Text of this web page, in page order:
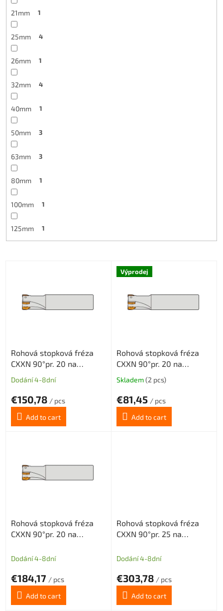
21mm 1
25mm 4
26mm 1
32mm 4
40mm 1
50mm 3
63mm 3
80mm 1
100mm 1
125mm 1
Rohová stopková fréza
CXXN 90°pr. 20 na
vnitřním chlazení 3z
The
product
rating
5,0
stars.
Dodání 4-8dní
€150,78 / pcs
Add to cart
Výprodej
Rohová stopková fréza
CXXN 90°pr. 20 na
vnitřního chlazení 3z
The
product
rating
5,0
Skladem(2 pcs)
€81,45 / pcs
Add to cart
Rohová stopková fréza
CXXN 90°pr. 20 na
vnitřního chlazení 3z
Dodání 4-8dní
€184,17 / pcs
Add to cart
Rohová stopková fréza
CXXN 90°pr. 25 na
vnitřním chlazení 4z
Dodání 4-8dní
€303,78 / pcs
Add to cart